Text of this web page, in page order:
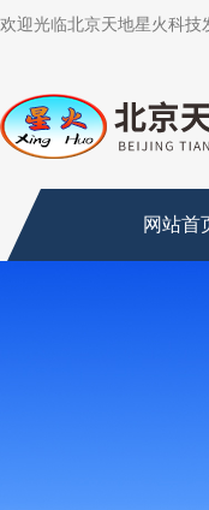
欢迎光临北京天地星火科技
网站首